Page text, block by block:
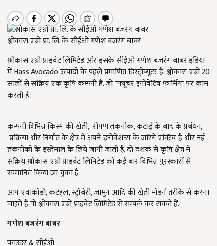
श्लोकास एग्रो प्रा. लि. के सीईओ गणेश बजरंग बाबर
श्लोकास एग्रो प्राइवेट लिमिटेड और इसके सीईओ गणेश बजरंग बाबर इंडिया
में Hass Avocado उत्पादों के पहले प्रमाणित डिस्ट्रीब्यूटर हैं. श्लोकास एग्रो 20
सालों से सक्रिय एक कृषि कम्पनी है. जो "फ्यूचर इनोवेटिव फार्मिंग" पर काम
करती है.
कम्पनी विभिन्न किस्म की खेती, रोपण तकनीक, कटाई के बाद के प्रबंधन,
प्रक्रिया और निर्यात के क्षेत्र में अपने इनोवेशन्स के जरिये एक्टिव है और नई
तकनीकों के इस्तेमाल के लिये जानी जाती है. दो दशक से कृषि क्षेत्र में
सक्रिय श्लोकास एग्रो प्राइवेट लिमिटेड को कई बार विभिन्न पुरस्कारों से
सम्मानित किया जा चुका है.
आप एवाकॉडो, कटहल, स्ट्रॉबेरी, जामुन आदि की खेती मॉडर्न तरीके से करना
चाहते हैं तो श्लोकास एग्रो प्राइवेट लिमिटेड से सम्पर्क कर सकते हैं.
गणेश बजरंग बाबर
फाउंडर & सीईओ